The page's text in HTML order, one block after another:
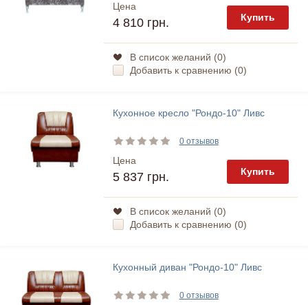
Цена
4 810 грн. Купить
В список желаний (0)
Добавить к сравнению (0)
Кухонное кресло "Рондо-10" Ливс
0 отзывов
Цена
5 837 грн. Купить
В список желаний (0)
Добавить к сравнению (0)
Кухонный диван "Рондо-10" Ливс
0 отзывов